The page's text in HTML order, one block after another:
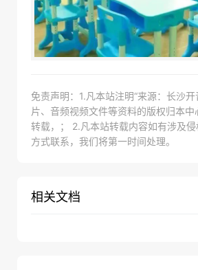
免责声明：1.凡本站注明“来源：长沙
片、音频视频文件等资料的版权归本
转载，； 2.凡本站转载内容如有涉及
方式联系，我们将第一时间处理。
相关文档